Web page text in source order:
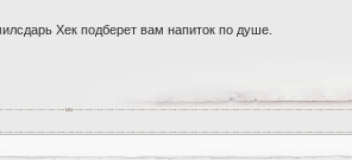
Хек подберет вам напиток по душе.